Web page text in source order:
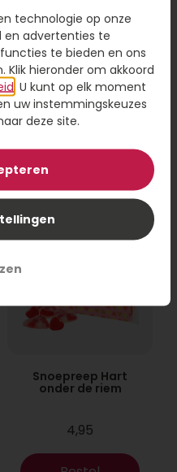
Snoepreep Trots
als een pauw
4,95
Snoepreep Hart
onder de riem
4,95
technologie op onze
en advertenties te
te bieden en ons
Klik hieronder om akkoord
. U kunt op elk moment
uw instemmingskeuzes
deze site.